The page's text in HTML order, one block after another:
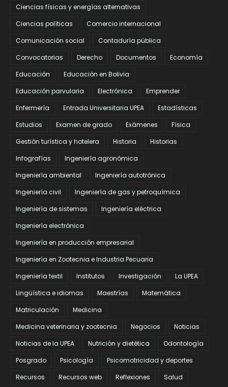
Ciencias físicas y energías alternativas
Ciencias políticas
Comercio internacional
Comunicación social
Contaduría pública
Convocatorias
Derecho Documentos
Economía
Educación
Educación en Bolivia
Educación parvularia
Electrónica
Emprender
Enfermería
Entrada Universitaria UPEA
Estadísticas
Estudios
Examen de grado Exámenes
Física
Gestión turística y hotelera
Historia
Historias
Infografías
Ingeniería agronómica
Ingeniería ambiental
Ingeniería autotrónica
Ingeniería civil
Ingeniería de gas y petroquímica
Ingeniería de sistemas
Ingeniería eléctrica
Ingeniería electrónica
Ingeniería en producción empresarial
Ingeniería en Zootecnia e Industria Pecuaria
Ingeniería textil
Institutos Investigación
La UPEA
Lingüística e idiomas
Maestrías
Matemática
Matriculación
Medicina
Medicina veterinaria y zootecnia
Negocios
Noticias
Noticias de la UPEA
Nutrición y dietética
Odontología
Posgrado
Psicología
Psicomotricidad y deportes
Recursos
Recursos web Reflexiones Salud